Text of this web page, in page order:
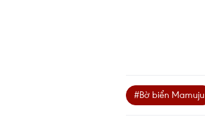
#Bờ biển Mamuju